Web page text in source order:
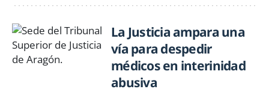
La Justicia ampara una
vía para despedir
médicos en interinidad
abusiva